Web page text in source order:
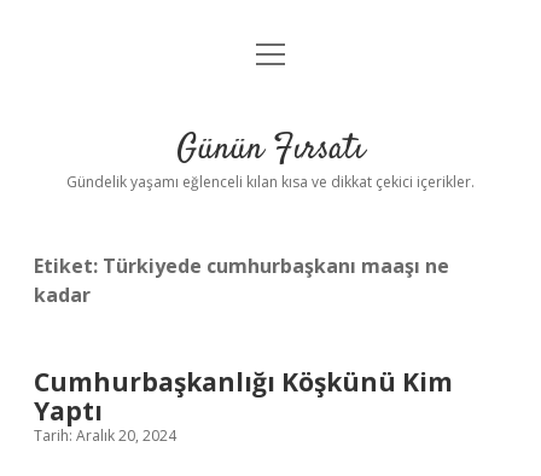
Anasayfa
Yasal Uyarı
menüyü
Günün Fırsatı
Gündelik yaşamı eğlenceli kılan kısa ve dikkat çekici içerikler.
Etiket: Türkiyede cumhurbaşkanı maaşı ne
kadar
Cumhurbaşkanlığı Köşkünü Kim
Yaptı
Tarih: Aralık 20, 2024